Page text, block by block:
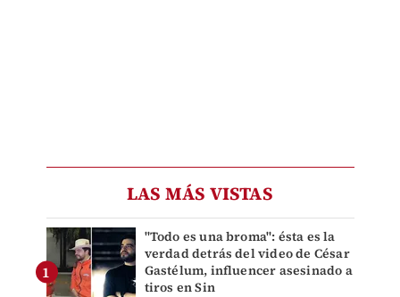
LAS MÁS VISTAS
"Todo es una broma": ésta es la
verdad detrás del video de César
Gastélum, influencer asesinado a
tiros en Sin